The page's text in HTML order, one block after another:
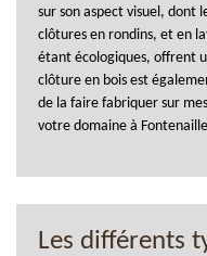
sur son aspect visuel, dont
clôtures en rondins, et en
étant écologiques, offrent
clôture en bois est
de la faire fabriquer sur
votre domaine à
Les différents